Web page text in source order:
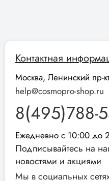
Контактная
Москва, Ленинский пр-
help@cosmopro-shop.ru
8(495)788-
Ежедневно с 10:00 до
Подписывайтесь на
новостями и акциями
Мы в социальных